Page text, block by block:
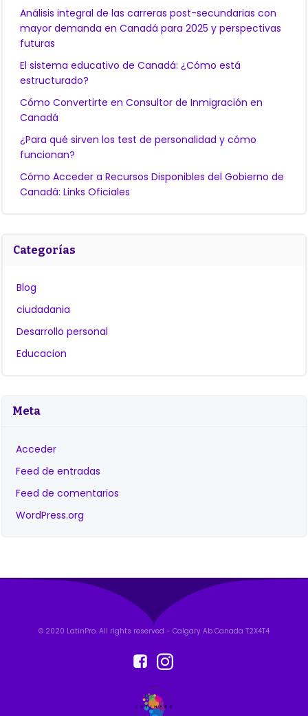
Análisis integral de las carreras post-secundarias con
mayor demanda en Canadá para 2025 y perspectivas
futuras
El sistema educativo de Canadá: ¿Cómo está
estructurado?
Cómo Convertirte en Consultor de Inmigración en
Canadá
¿Para qué sirven los test de personalidad y cómo
funcionan?
Cómo Acceder a Recursos Disponibles del Gobierno de
Canadá: Links Oficiales
Categorías
Blog
ciudadania
Desarrollo personal
Educacion
Meta
Acceder
Feed de entradas
Feed de comentarios
WordPress.org
© 2020 LatinPro. All rights reserved - Calgary Ab Canada T2X4T4